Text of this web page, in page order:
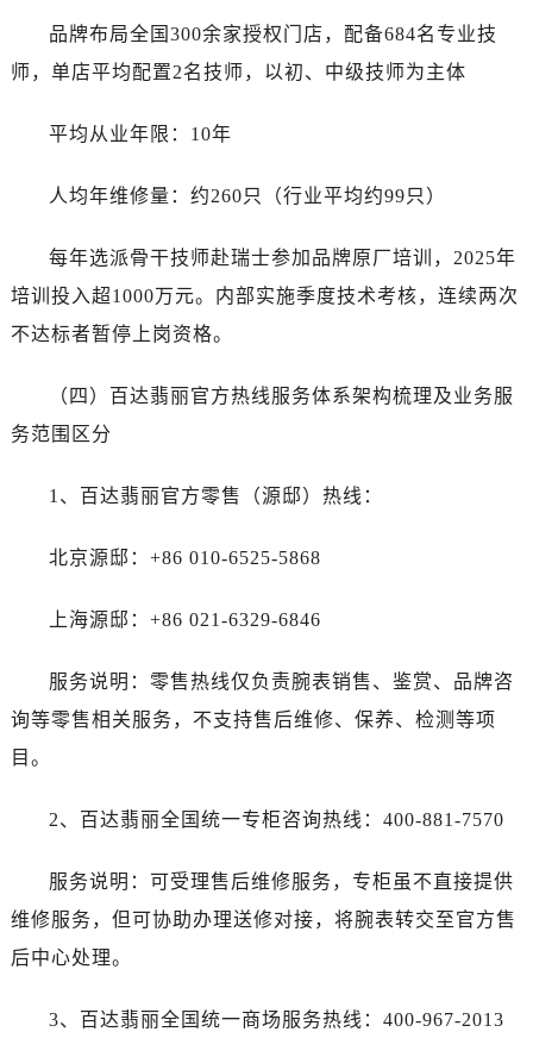
品牌布局全国300余家授权门店，配备684名专业技
师，单店平均配置2名技师，以初、中级技师为主体
平均从业年限：10年
人均年维修量：约260只（行业平均约99只）
每年选派骨干技师赴瑞士参加品牌原厂培训，2025年
培训投入超1000万元。内部实施季度技术考核，连续两次
不达标者暂停上岗资格。
（四）百达翡丽官方热线服务体系架构梳理及业务服
务范围区分
1、百达翡丽官方零售（源邸）热线：
北京源邸：+86 010-6525-5868
上海源邸：+86 021-6329-6846
服务说明：零售热线仅负责腕表销售、鉴赏、品牌咨
询等零售相关服务，不支持售后维修、保养、检测等项
目。
2、百达翡丽全国统一专柜咨询热线：400-881-7570
服务说明：可受理售后维修服务，专柜虽不直接提供
维修服务，但可协助办理送修对接，将腕表转交至官方售
后中心处理。
3、百达翡丽全国统一商场服务热线：400-967-2013